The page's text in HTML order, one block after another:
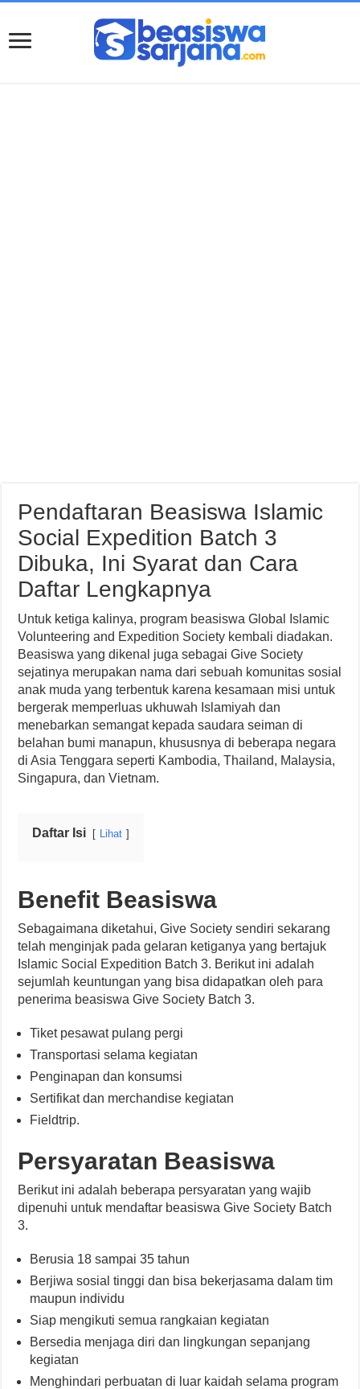
Pendaftaran Beasiswa Islamic
Social Expedition Batch 3
Dibuka, Ini Syarat dan Cara
Daftar Lengkapnya
Untuk ketiga kalinya, program beasiswa Global Islamic
Volunteering and Expedition Society kembali diadakan.
Beasiswa yang dikenal juga sebagai Give Society
sejatinya merupakan nama dari sebuah komunitas sosial
anak muda yang terbentuk karena kesamaan misi untuk
bergerak memperluas ukhuwah Islamiyah dan
menebarkan semangat kepada saudara seiman di
belahan bumi manapun, khususnya di beberapa negara
di Asia Tenggara seperti Kambodia, Thailand, Malaysia,
Singapura, dan Vietnam.
Daftar Isi Lihat
Benefit Beasiswa
Sebagaimana diketahui, Give Society sendiri sekarang
telah menginjak pada gelaran ketiganya yang bertajuk
Islamic Social Expedition Batch 3. Berikut ini adalah
sejumlah keuntungan yang bisa didapatkan oleh para
penerima beasiswa Give Society Batch 3.
Tiket pesawat pulang pergi
Transportasi selama kegiatan
Penginapan dan konsumsi
Sertifikat dan merchandise kegiatan
Fieldtrip.
Persyaratan Beasiswa
Berikut ini adalah beberapa persyaratan yang wajib
dipenuhi untuk mendaftar beasiswa Give Society Batch
3.
Berusia 18 sampai 35 tahun
Berjiwa sosial tinggi dan bisa bekerjasama dalam tim
maupun individu
Siap mengikuti semua rangkaian kegiatan
Bersedia menjaga diri dan lingkungan sepanjang
kegiatan
Menghindari perbuatan di luar kaidah selama program